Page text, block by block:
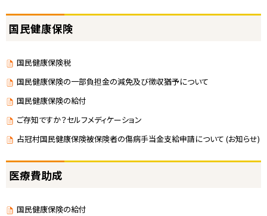
国民健康保険
国民健康保険税
国民健康保険の一部負担金の減免及び徴収猶予について
国民健康保険の給付
ご存知ですか？セルフメディケーション
占冠村国民健康保険被保険者の傷病手当金支給申請について (お知らせ)
医療費助成
国民健康保険の給付